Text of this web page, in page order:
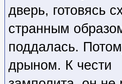
дверь, готовясь
странным
поддалась.
дрыном. К чести